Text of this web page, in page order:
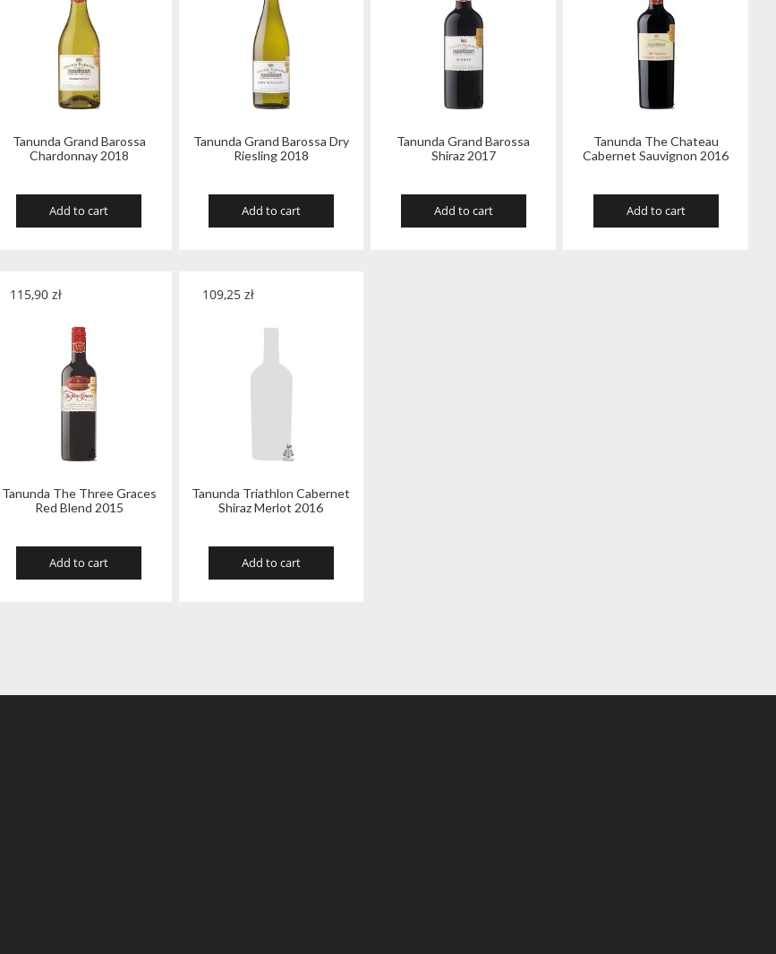
Tanunda Grand Barossa
Chardonnay 2018
Add to cart
Tanunda Grand Barossa Dry
Riesling 2018
Add to cart
Tanunda Grand Barossa
Shiraz 2017
Add to cart
Tanunda The Chateau
Cabernet Sauvignon 2016
Add to cart
Tanunda The Three Graces
Red Blend 2015
115,90 zł
Add to cart
Tanunda Triathlon Cabernet
Shiraz Merlot 2016
109,25 zł
Add to cart